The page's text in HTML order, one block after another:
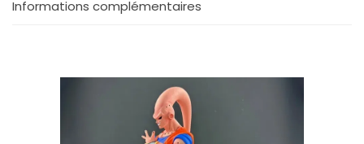
Informations complémentaires